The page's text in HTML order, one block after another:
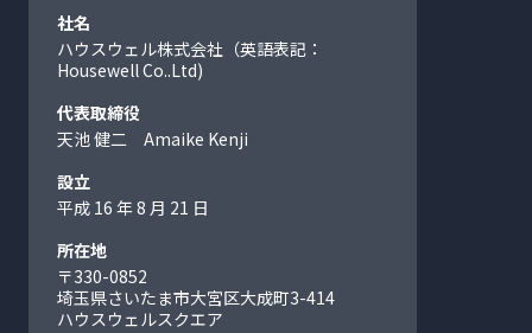
社名
ハウスウェル株式会社（英語表記：
Housewell Co..Ltd)
代表取締役
天池 健二 Amaike Kenji
設立
平成 16 年 8 月 21 日
所在地
〒330-0852
埼玉県さいたま市大宮区大成町3-414
ハウスウェルスクエア